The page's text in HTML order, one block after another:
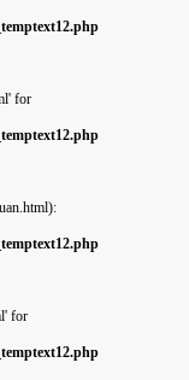
for
for